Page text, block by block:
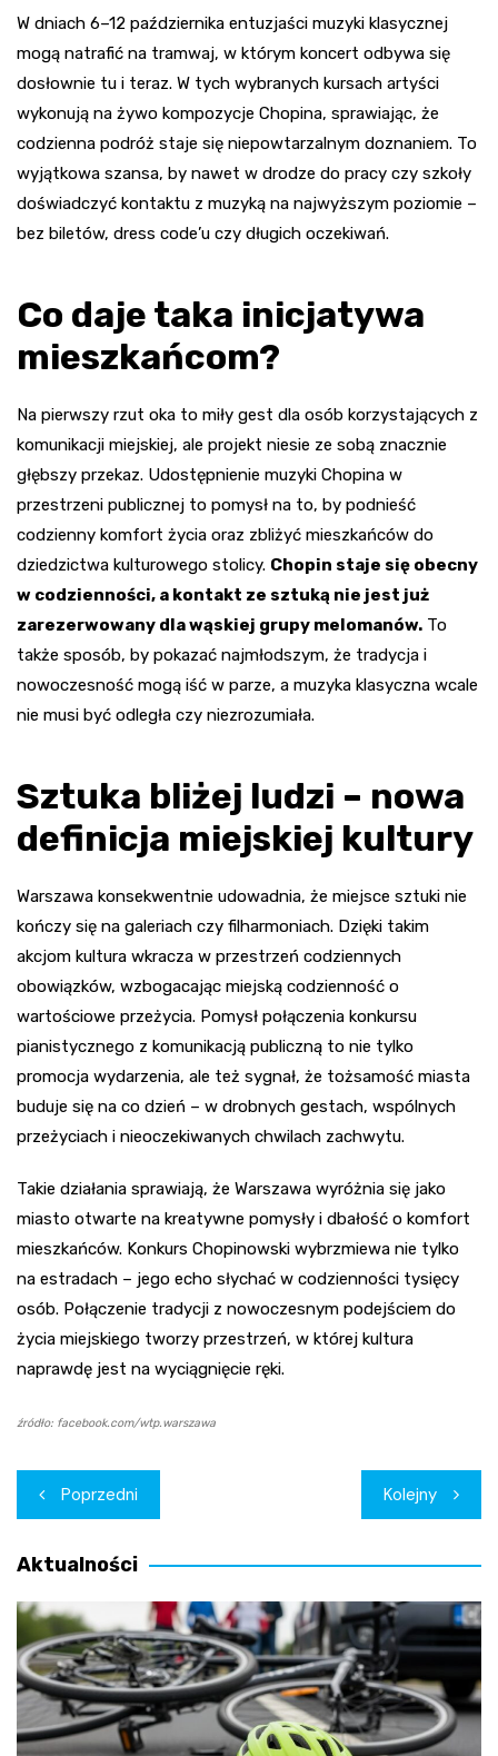
W dniach 6–12 października entuzjaści muzyki klasycznej
mogą natrafić na tramwaj, w którym koncert odbywa się
dosłownie tu i teraz. W tych wybranych kursach artyści
wykonują na żywo kompozycje Chopina, sprawiając, że
codzienna podróż staje się niepowtarzalnym doznaniem. To
wyjątkowa szansa, by nawet w drodze do pracy czy szkoły
doświadczyć kontaktu z muzyką na najwyższym poziomie –
bez biletów, dress code’u czy długich oczekiwań.
Co daje taka inicjatywa
mieszkańcom?
Na pierwszy rzut oka to miły gest dla osób korzystających z
komunikacji miejskiej, ale projekt niesie ze sobą znacznie
głębszy przekaz. Udostępnienie muzyki Chopina w
przestrzeni publicznej to pomysł na to, by podnieść
codzienny komfort życia oraz zbliżyć mieszkańców do
dziedzictwa kulturowego stolicy. Chopin staje się obecny
w codzienności, a kontakt ze sztuką nie jest już
zarezerwowany dla wąskiej grupy melomanów. To
także sposób, by pokazać najmłodszym, że tradycja i
nowoczesność mogą iść w parze, a muzyka klasyczna wcale
nie musi być odległa czy niezrozumiała.
Sztuka bliżej ludzi – nowa
definicja miejskiej kultury
Warszawa konsekwentnie udowadnia, że miejsce sztuki nie
kończy się na galeriach czy filharmoniach. Dzięki takim
akcjom kultura wkracza w przestrzeń codziennych
obowiązków, wzbogacając miejską codzienność o
wartościowe przeżycia. Pomysł połączenia konkursu
pianistycznego z komunikacją publiczną to nie tylko
promocja wydarzenia, ale też sygnał, że tożsamość miasta
buduje się na co dzień – w drobnych gestach, wspólnych
przeżyciach i nieoczekiwanych chwilach zachwytu.
Takie działania sprawiają, że Warszawa wyróżnia się jako
miasto otwarte na kreatywne pomysły i dbałość o komfort
mieszkańców. Konkurs Chopinowski wybrzmiewa nie tylko
na estradach – jego echo słychać w codzienności tysięcy
osób. Połączenie tradycji z nowoczesnym podejściem do
życia miejskiego tworzy przestrzeń, w której kultura
naprawdę jest na wyciągnięcie ręki.
źródło: facebook.com/wtp.warszawa
Nawigacja
wpisu
Poprzedni Kolejny
Aktualności